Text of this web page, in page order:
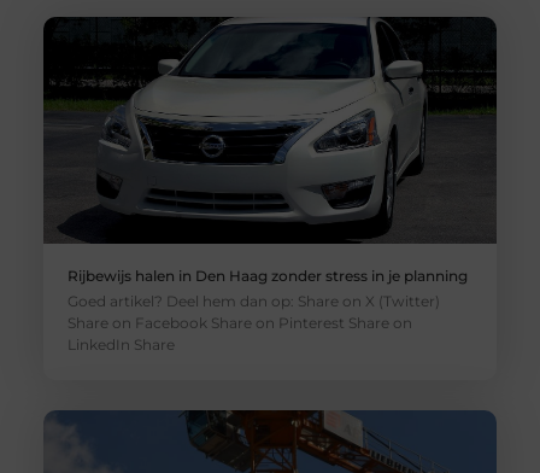
Rijbewijs halen in Den Haag zonder stress in je planning
Goed artikel? Deel hem dan op: Share on X (Twitter)
Share on Facebook Share on Pinterest Share on
LinkedIn Share